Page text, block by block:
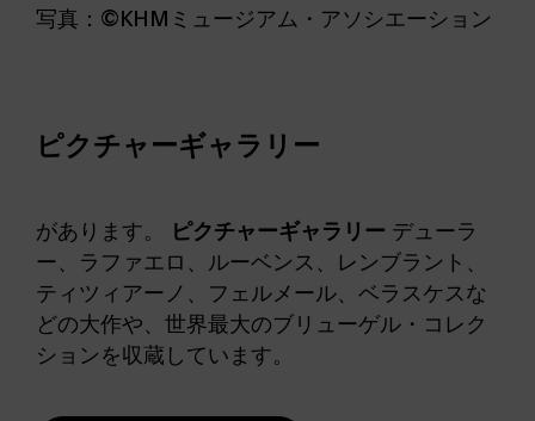
写真：©KHMミュージアム・アソシエーション
ピクチャーギャラリー
があります。 ピクチャーギャラリー デューラ
ー、ラファエロ、ルーベンス、レンブラント、
ティツィアーノ、フェルメール、ベラスケスな
どの大作や、世界最大のブリューゲル・コレク
ションを収蔵しています。